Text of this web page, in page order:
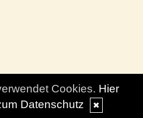
Cookies. Hier
Datenschutz
✖